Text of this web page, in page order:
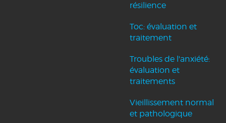
résilience
Toc: évaluation et
traitement
Troubles de l'anxiété:
évaluation et
traitements
Vieillissement normal
et pathologique